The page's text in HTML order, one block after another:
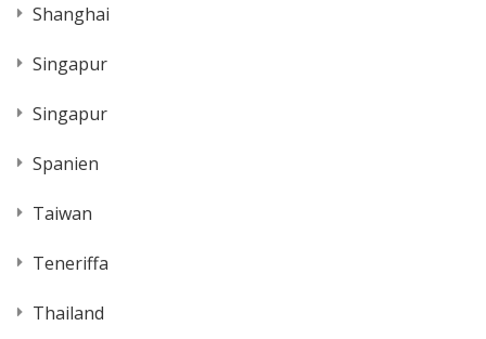
Shanghai
Singapur
Singapur
Spanien
Taiwan
Teneriffa
Thailand